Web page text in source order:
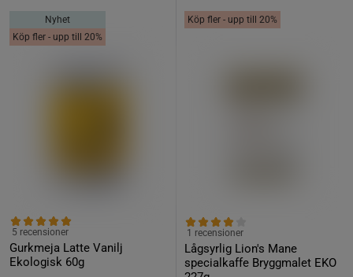
Nyhet
Köp fler - upp till 20%
Gurkmeja Latte Vanilj
Ekologisk 60g
5 recensioner
Köp fler - upp till 20%
Lågsyrlig Lion's Mane
specialkaffe Bryggmalet EKO
1 recensioner